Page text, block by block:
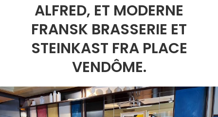
ALFRED, ET MODERNE
FRANSK BRASSERIE ET
STEINKAST FRA PLACE
VENDÔME.